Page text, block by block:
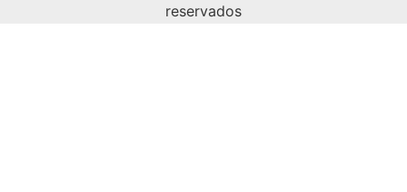
reservados